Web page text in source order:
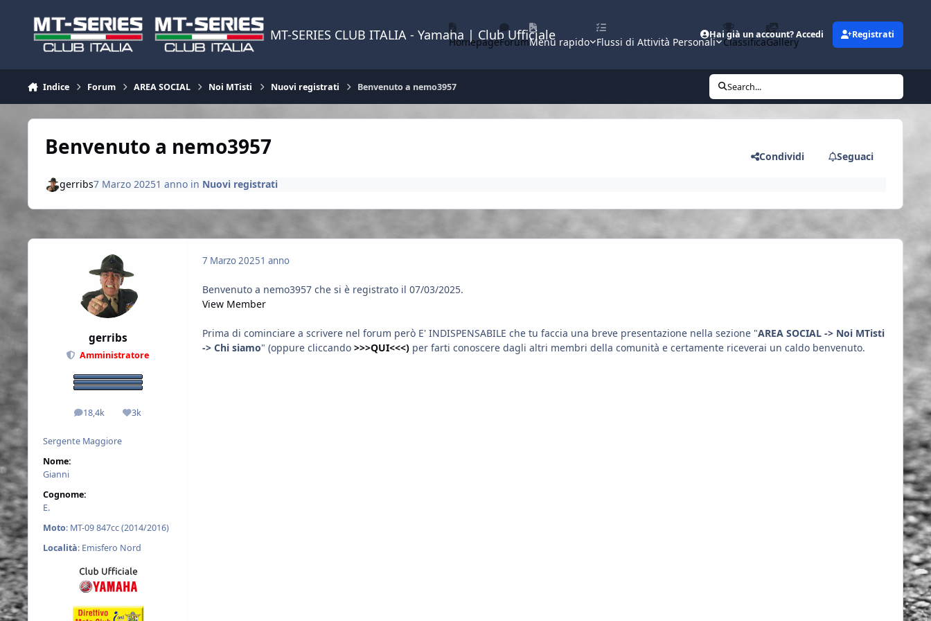
MT-SERIES CLUB ITALIA - Yamaha | Club Ufficiale
HomepageForumMenu rapido Flussi di Attività Personali ClassificaGallery
Hai già un account? Accedi Registrati
Indice Forum AREA SOCIAL Noi MTisti Nuovi registrati Benvenuto a nemo3957 Search...
Benvenuto a nemo3957 Condividi Seguaci
gerribs7 Marzo 20251 annoin Nuovi registrati
gerribs
Amministratore
18,4k
messaggi 3k
Reputazione
Sergente Maggiore
Nome:
Gianni
Cognome:
E.
Moto: MT-09 847cc (2014/2016)
Località: Emisfero Nord
7 Marzo 20251 anno
Benvenuto a nemo3957 che si è registrato il 07/03/2025.
View Member
Prima di cominciare a scrivere nel forum però E' INDISPENSABILE che tu faccia una breve presentazione nella sezione "AREA SOCIAL -> Noi MTisti
-> Chi siamo" (oppure cliccando >>>QUI<<<) per farti conoscere dagli altri membri della comunità e certamente riceverai un caldo benvenuto.